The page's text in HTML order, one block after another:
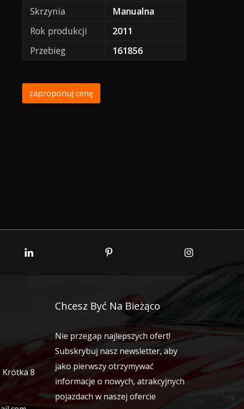
Skrzynia
Manualna
Rok produkcji
2011
Przebieg
161856
zaproponuj cenę
Krótka 8
Chcesz Być Na Bieżąco
Nie przegap najlepszych ofert!
Subskrybuj nasz newsletter, aby
jako pierwszy otrzymywać
informacje o nowych, atrakcyjnych
pojazdach w naszej ofercie